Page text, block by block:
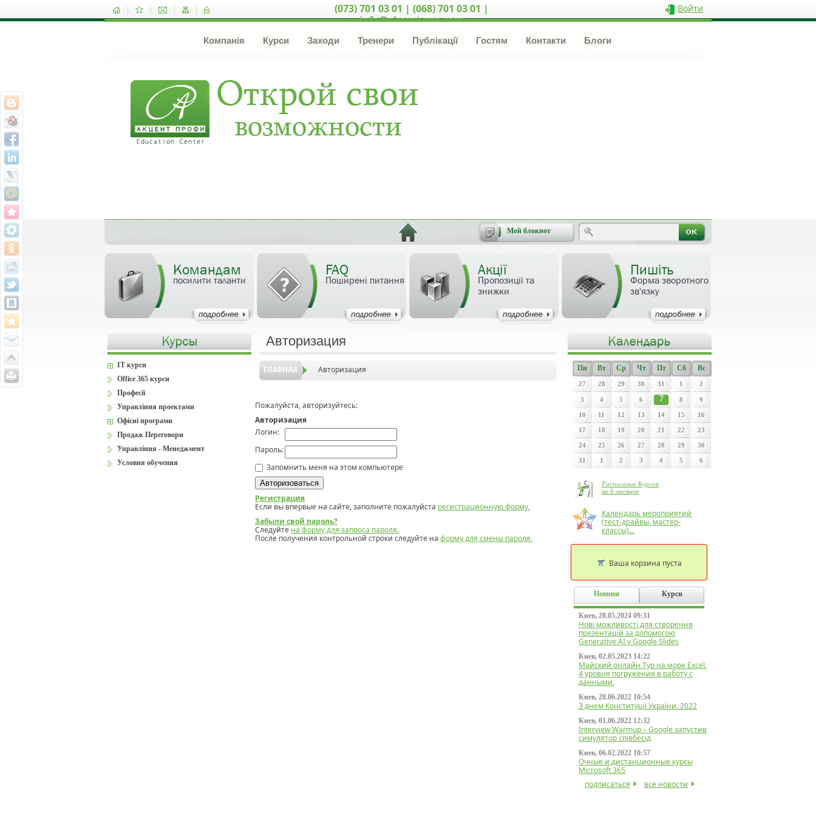
(073) 701 03 01 | (068) 701 03 01 |
info@akcent-pro.com
Войти
Компанія Курси Заходи Тренери Публікації Гостям Контакти Блоги
Мой блокнот
Командам
посилити таланти
FAQ
Поширені питання
Акції
Пропозиції та
знижки
Пишіть
Форма зворотного
зв'язку
Авторизация
ГЛАВНАЯ Авторизация
Пожалуйста, авторизуйтесь:
Авторизация
Логин:
Пароль:
Запомнить меня на этом компьютере
Регистрация
Если вы впервые на сайте, заполните пожалуйста регистрационную форму.
Забыли свой пароль?
Следуйте на форму для запроса пароля.
После получения контрольной строки следуйте на форму для смены пароля.
IT курси
Office 365 курси
Професії
Управління проектами
Офісні програми
Продаж Переговори
Управління - Менеджмент
Условия обучения
Пн Вт Ср Чт Пт Сб Вс
27 28 29 30 31 1 2
3 4 5 6 7 8 9
10 11 12 13 14 15 16
17 18 19 20 21 22 23
24 25 26 27 28 29 30
31 1 2 3 4 5 6
Расписание Курсов
на 6 месяцев
Календарь мероприятий
(тест-драйвы, мастер-
классы)...
Ваша корзина пуста
Новини Курси
Киев, 28.05.2024 09:31
Нові можливості для створення
презентацій за допомогою
Generative AI у Google Slides
Киев, 02.05.2023 14:22
Майский онлайн Тур на море Excel.
4 уровня погружения в работу с
данными.
Киев, 28.06.2022 10:54
З днем Конституції України. 2022
Киев, 01.06.2022 12:32
Interview Warmup – Google запустив
симулятор співбесід
Киев, 06.02.2022 10:57
Очные и дистанционные курсы
Microsoft 365
подписаться
все новости